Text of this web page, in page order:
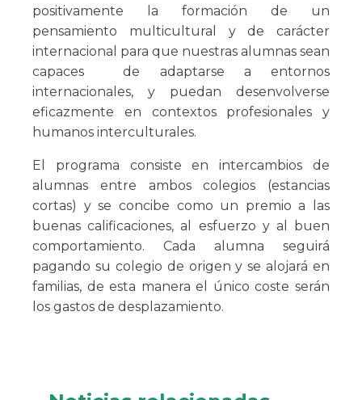
positivamente la formación de un
pensamiento multicultural y de carácter
internacional para que nuestras alumnas sean
capaces de adaptarse a entornos
internacionales, y puedan desenvolverse
eficazmente en contextos profesionales y
humanos interculturales.
El programa consiste en intercambios de
alumnas entre ambos colegios (estancias
cortas) y se concibe como un premio a las
buenas calificaciones, al esfuerzo y al buen
comportamiento. Cada alumna seguirá
pagando su colegio de origen y se alojará en
familias, de esta manera el único coste serán
los gastos de desplazamiento.